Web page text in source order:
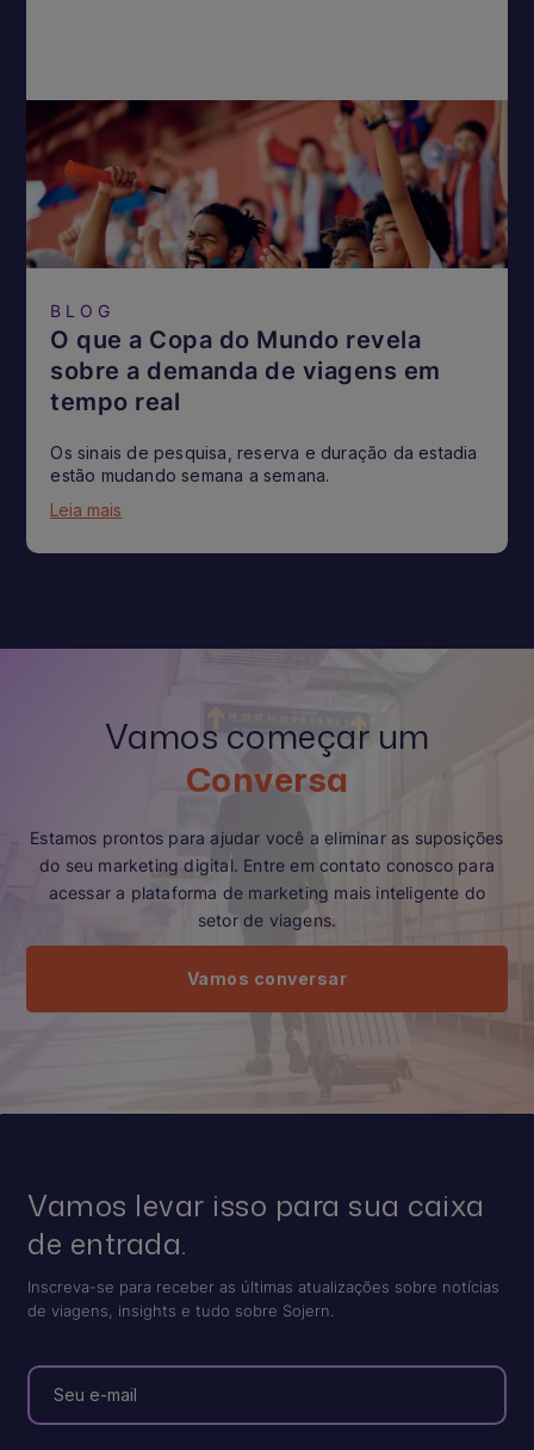
BLOG
O que a Copa do Mundo revela
sobre a demanda de viagens em
tempo real
Os sinais de pesquisa, reserva e duração da estadia
estão mudando semana a semana.
Leia mais
Vamos começar um
Conversa
Estamos prontos para ajudar você a eliminar as suposições
do seu marketing digital. Entre em contato conosco para
acessar a plataforma de marketing mais inteligente do
setor de viagens.
Vamos conversar
Vamos levar isso para sua caixa
de entrada.
Inscreva-se para receber as últimas atualizações sobre notícias
de viagens, insights e tudo sobre Sojern.